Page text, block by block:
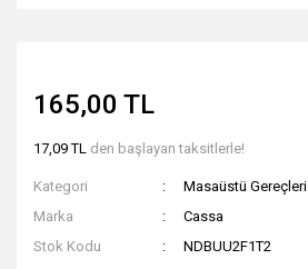
165,00 TL
17,09 TL den başlayan taksitlerle!
Kategori
Masaüstü Gereçleri
Marka
Cassa
Stok Kodu
NDBUU2F1T2